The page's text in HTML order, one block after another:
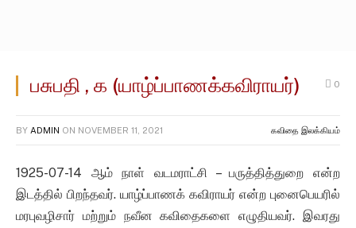
பசுபதி , க (யாழ்ப்பாணக்கவிராயர்) 0
BY ADMIN ON NOVEMBER 11, 2021 கவிதை இலக்கியம்
1925-07-14 ஆம் நாள் வடமராட்சி – பருத்தித்துறை என்ற
இடத்தில் பிறந்தவர். யாழ்ப்பாணக் கவிராயர் என்ற புனைபெயரில்
மரபுவழிசார் மற்றும் நவீன கவிதைகளை எழுதியவர். இவரது